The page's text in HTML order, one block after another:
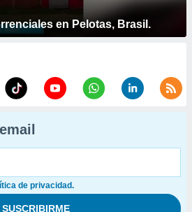
en Pelotas, Brasil.
de privacidad.